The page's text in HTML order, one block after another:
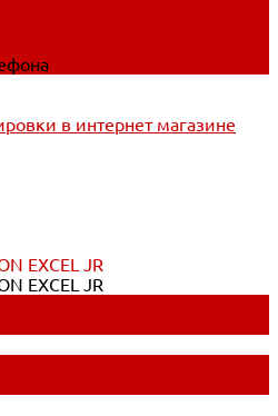
в интернет магазине
EXCEL JR
EXCEL JR